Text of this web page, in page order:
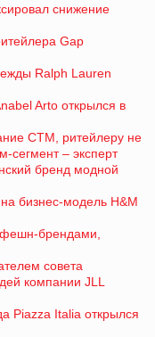
снижение
Gap
Ralph Lauren
Arto открылся в
СТМ, ритейлеру не
сегмент – эксперт
бренд модной
бизнес-модель H&M
брендами,
совета
компании JLL
Piazza Italia открылся